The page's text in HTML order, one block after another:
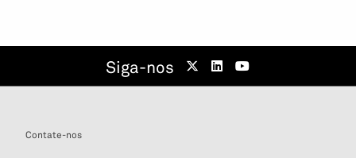
Siga-nos
Contate-nos